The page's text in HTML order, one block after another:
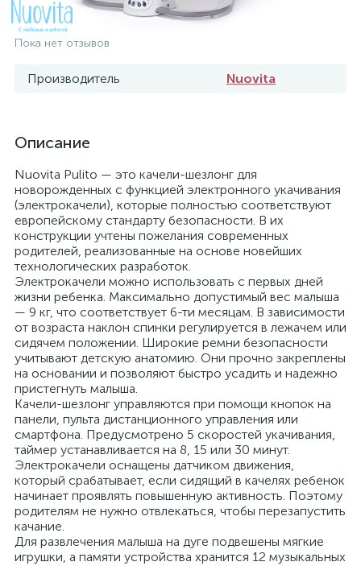
Пока нет отзывов
Производитель Nuovita
Описание
Nuovita Pulito — это качели-шезлонг для
новорожденных с функцией электронного укачивания
(электрокачели), которые полностью соответствуют
европейскому стандарту безопасности. В их
конструкции учтены пожелания современных
родителей, реализованные на основе новейших
технологических разработок.
Электрокачели можно использовать с первых дней
жизни ребенка. Максимально допустимый вес малыша
— 9 кг, что соответствует 6-ти месяцам. В зависимости
от возраста наклон спинки регулируется в лежачем или
сидячем положении. Широкие ремни безопасности
учитывают детскую анатомию. Они прочно закреплены
на основании и позволяют быстро усадить и надежно
пристегнуть малыша.
Качели-шезлонг управляются при помощи кнопок на
панели, пульта дистанционного управления или
смартфона. Предусмотрено 5 скоростей укачивания,
таймер устанавливается на 8, 15 или 30 минут.
Электрокачели оснащены датчиком движения,
который срабатывает, если сидящий в качелях ребенок
начинает проявлять повышенную активность. Поэтому
родителям не нужно отвлекаться, чтобы перезапустить
качание.
Для развлечения малыша на дуге подвешены мягкие
игрушки, а памяти устройства хранится 12 музыкальных